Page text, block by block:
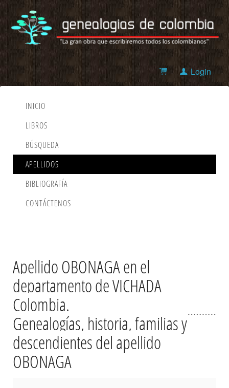
Login
INICIO
LIBROS
BÚSQUEDA
APELLIDOS
BIBLIOGRAFÍA
CONTÁCTENOS
Apellido OBONAGA en el
departamento de VICHADA
Colombia.
Genealogías, historia, familias y
descendientes del apellido
OBONAGA